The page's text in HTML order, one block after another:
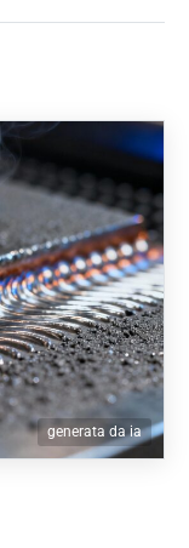
generata da ia